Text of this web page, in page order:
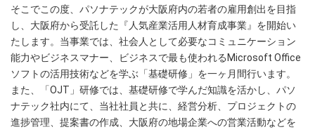
そこでこの度、パソナテックが大阪府内の若者の雇用創出を目指
し、大阪府から受託した『人気産業活用人材育成事業』を開始い
たします。当事業では、社会人として必要なコミュニケーション
能力やビジネスマナー、ビジネスで最も使われるMicrosoft Office
ソフトの活用技術などを学ぶ「基礎研修」を一ヶ月間行います。
また、「OJT」研修では、基礎研修で学んだ知識を活かし、パソ
ナテック社内にて、当社社員と共に、経営分析、プロジェクトの
進捗管理、提案書の作成、大阪府の地場企業への営業活動などを